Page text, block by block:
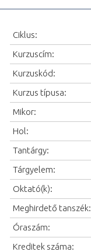
Ciklus:
Kurzuscím:
Kurzuskód:
Kurzus típusa:
Mikor:
Hol:
Tantárgy:
Tárgyelem:
Oktató(k):
Meghirdető tanszék:
Óraszám:
Kreditek száma: